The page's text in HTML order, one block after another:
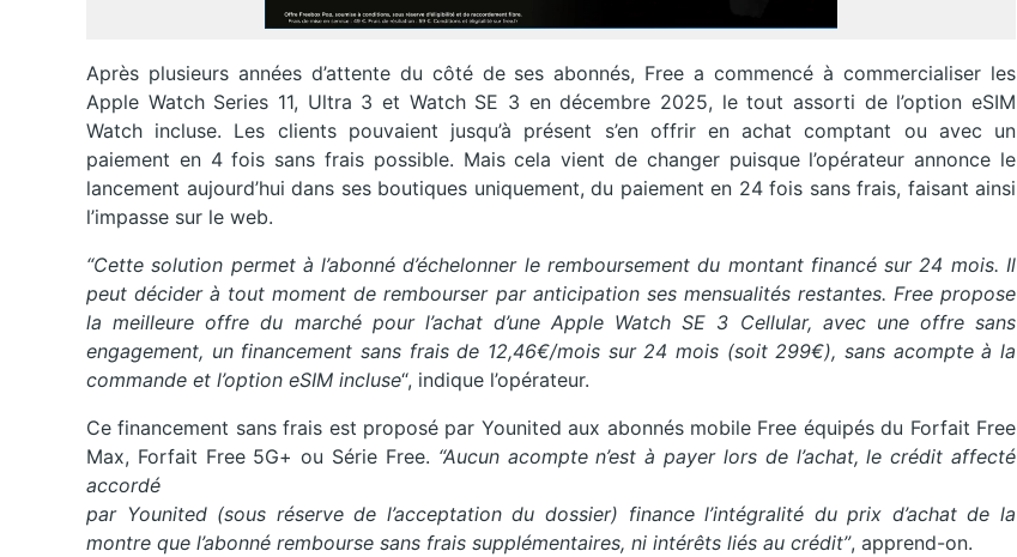
Après plusieurs années d’attente du côté de ses abonnés, Free a commencé à commercialiser les
Apple Watch Series 11, Ultra 3 et Watch SE 3 en décembre 2025, le tout assorti de l’option eSIM
Watch incluse. Les clients pouvaient jusqu’à présent s’en offrir en achat comptant ou avec un
paiement en 4 fois sans frais possible. Mais cela vient de changer puisque l’opérateur annonce le
lancement aujourd’hui dans ses boutiques uniquement, du paiement en 24 fois sans frais, faisant ainsi
l’impasse sur le web.
“Cette solution permet à l’abonné d’échelonner le remboursement du montant financé sur 24 mois. Il
peut décider à tout moment de rembourser par anticipation ses mensualités restantes. Free propose
la meilleure offre du marché pour l’achat d’une Apple Watch SE 3 Cellular, avec une offre sans
engagement, un financement sans frais de 12,46€/mois sur 24 mois (soit 299€), sans acompte à la
commande et l’option eSIM incluse“, indique l’opérateur.
Ce financement sans frais est proposé par Younited aux abonnés mobile Free équipés du Forfait Free
Max, Forfait Free 5G+ ou Série Free. “Aucun acompte n’est à payer lors de l’achat, le crédit affecté
accordé
par Younited (sous réserve de l’acceptation du dossier) finance l’intégralité du prix d’achat de la
montre que l’abonné rembourse sans frais supplémentaires, ni intérêts liés au crédit”, apprend-on.